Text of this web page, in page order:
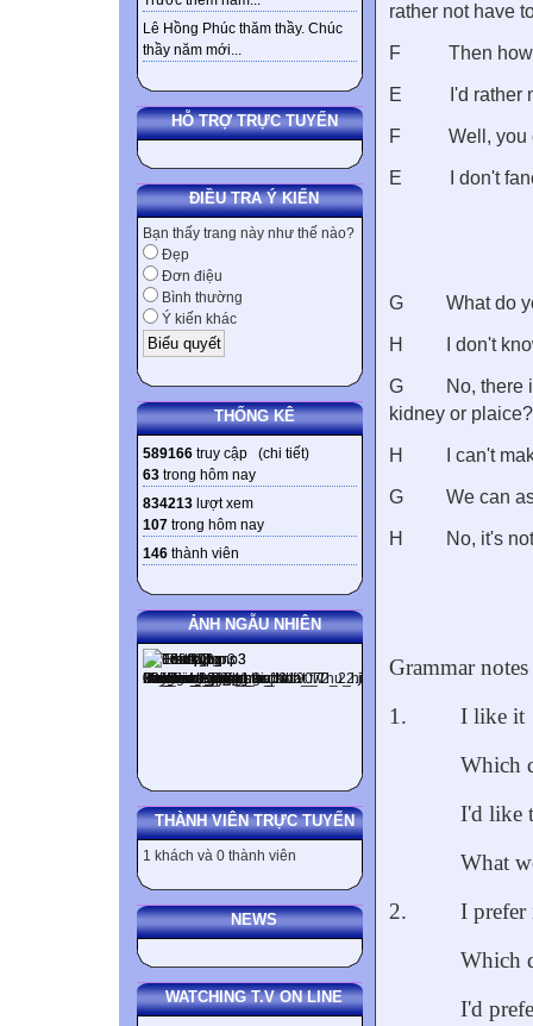
Lê Hồng Phúc thăm thầy. Chúc
thầy năm mới...
HỖ TRỢ TRỰC TUYẾN
ĐIỀU TRA Ý KIẾN
Bạn thấy trang này như thế nào?
Đẹp
Đơn điệu
Bình thường
Ý kiến khác
THỐNG KÊ
589166 truy cập (chi tiết)
63 trong hôm nay
834213 lượt xem
107 trong hôm nay
146 thành viên
ẢNH NGẪU NHIÊN
THÀNH VIÊN TRỰC TUYẾN
1 khách và 0 thành viên
NEWS
WATCHING T.V ON LINE
rather not have
F Then
E I'd rather
F Well, you
E I don't
G What do
H I don't
G
No, there
kidney or plaice?
H I can't
G We can
H No, it's
Grammar notes
1.
I like it
Which
I'd like
What
2.
I prefer
Which
I'd